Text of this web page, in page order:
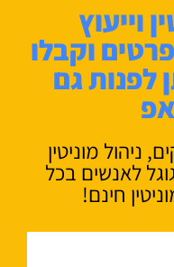
וייעוץ
וקבלו
לפנות גם
ניהול מוניטין
לאנשים בכל
חינם!